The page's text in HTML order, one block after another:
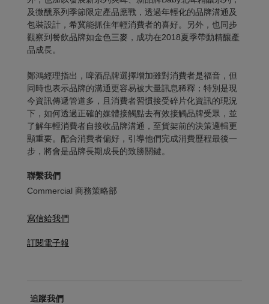
及微醺系列季節限定產品應戰，透過年輕化的品牌溝通及
包裝設計，希冀能抓住年輕消費者的喜好。另外，也同步
觀察到餐飲品牌如金色三麥，成功在2018夏季帶動精釀產
品成長。
鄭鴻經理指出，啤酒品牌選擇增加雖對消費者是福音，但
同時也表示品牌的溝通更容易被大量訊息稀釋；特別是現
今資訊傳遞管道多，且消費者習慣接受碎片化資訊的現況
下，如何透過正確的媒體接觸點去有效接觸品牌受眾，並
了解年輕消費者自接收品牌溝通，至貨架前的決策邏輯更
顯重要。配合消費者偏好，引導他們完成消費歷程最後一
步，將會是品牌長期成長的致勝關鍵。
聯繫我們
Commercial 商務策略部
寫信給我們
訂閱電子報
追蹤我們